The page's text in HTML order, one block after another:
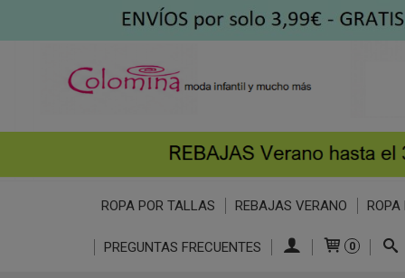
ROPA POR TALLAS REBAJAS VERANO ROPA
PREGUNTAS FRECUENTES 0